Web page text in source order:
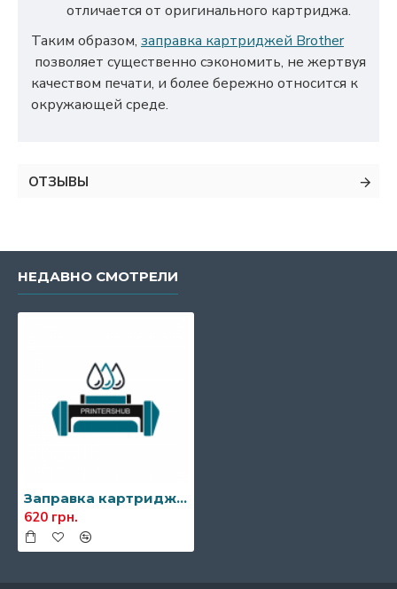
отличается от оригинального картриджа.
Таким образом, заправка картриджей Brother
позволяет существенно сэкономить, не жертвуя
качеством печати, и более бережно относится к
окружающей среде.
ОТЗЫВЫ
НЕДАВНО СМОТРЕЛИ
Заправка картриджа Brother TN-250
620 грн.